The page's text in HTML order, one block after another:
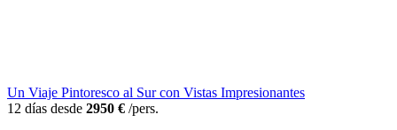
Un Viaje Pintoresco al Sur con Vistas Impresionantes
12 días desde 2950 € /pers.